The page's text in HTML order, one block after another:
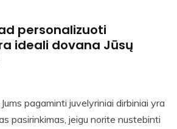
personalizuoti
ideali dovana Jūsų
pagaminti juvelyriniai dirbiniai yra
pasirinkimas, jeigu norite nustebinti